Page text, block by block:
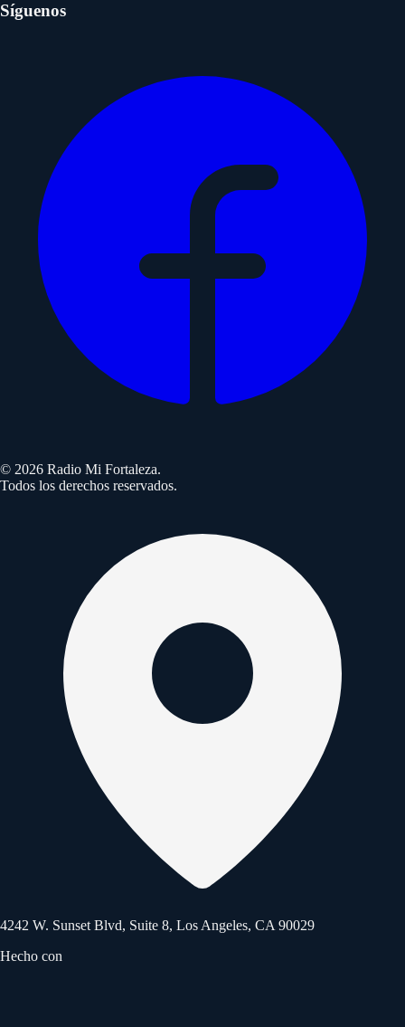
Síguenos
© 2026 Radio Mi Fortaleza.
Todos los derechos reservados.
4242 W. Sunset Blvd, Suite 8, Los Angeles, CA 90029
Hecho con